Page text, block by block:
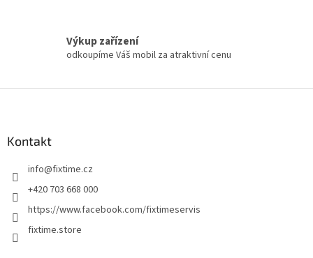
Výkup zařízení
odkoupíme Váš mobil za atraktivní cenu
Kontakt
info@fixtime.cz
+420 703 668 000
https://www.facebook.com/fixtimeservis
fixtime.store